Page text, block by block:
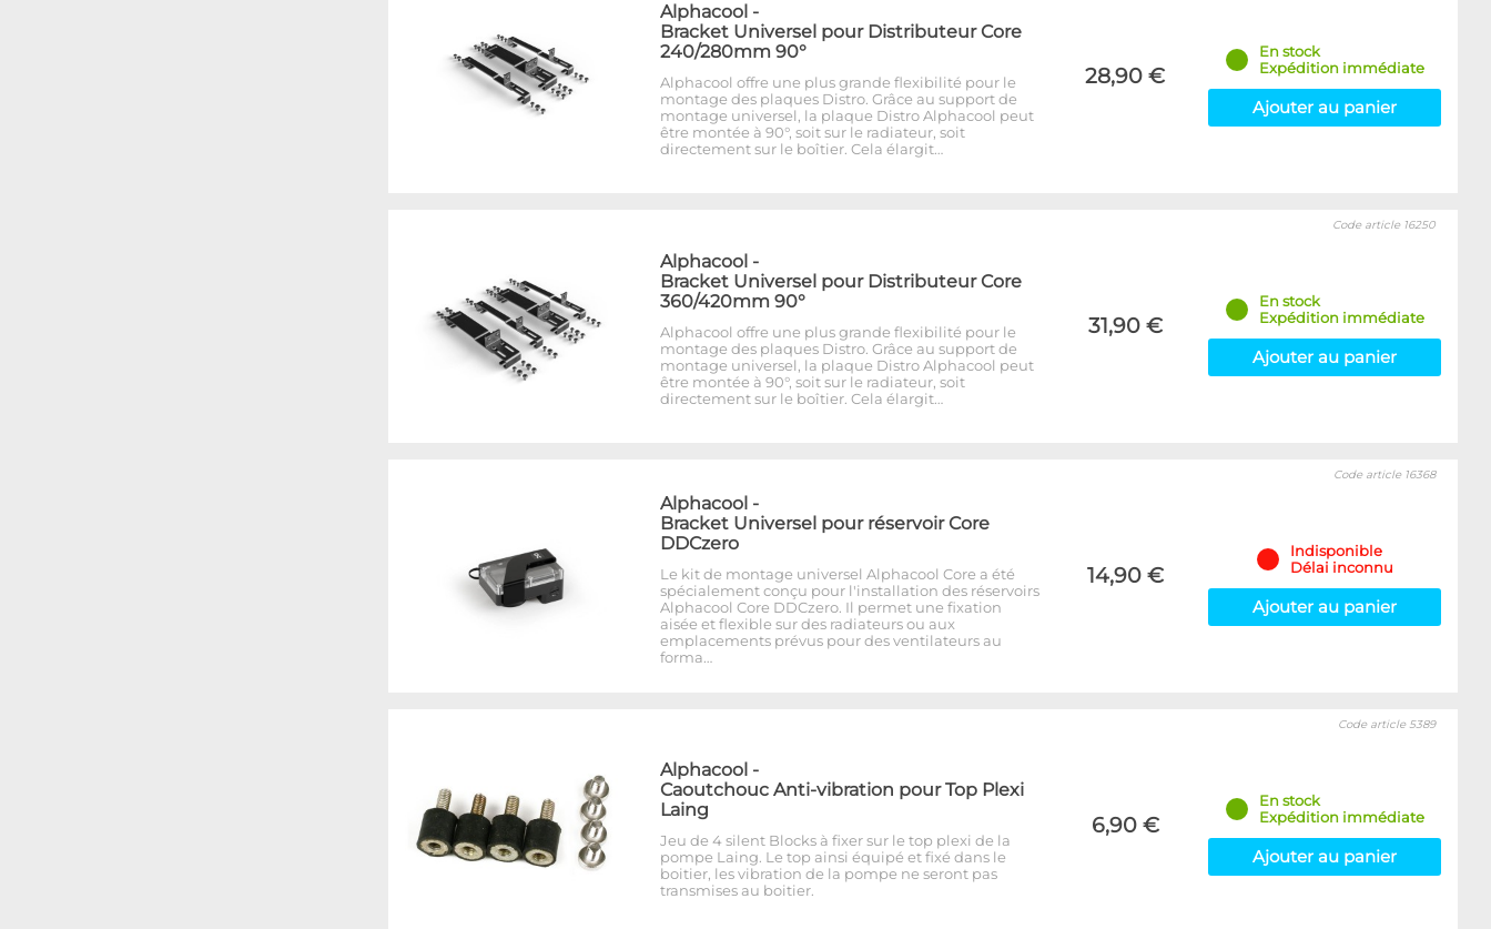
Alphacool -
Bracket Universel pour Distributeur Core
240/280mm 90°
Alphacool offre une plus grande flexibilité pour le
montage des plaques Distro. Grâce au support de
montage universel, la plaque Distro Alphacool peut
être montée à 90°, soit sur le radiateur, soit
directement sur le boîtier. Cela élargit…
28,90 €
En stock
Expédition immédiate
Ajouter au panier
Alphacool -
Bracket Universel pour Distributeur Core
360/420mm 90°
Alphacool offre une plus grande flexibilité pour le
montage des plaques Distro. Grâce au support de
montage universel, la plaque Distro Alphacool peut
être montée à 90°, soit sur le radiateur, soit
directement sur le boîtier. Cela élargit…
31,90 €
Code article 16250
En stock
Expédition immédiate
Ajouter au panier
Alphacool -
Bracket Universel pour réservoir Core
DDCzero
Le kit de montage universel Alphacool Core a été
spécialement conçu pour l'installation des réservoirs
Alphacool Core DDCzero. Il permet une fixation
aisée et flexible sur des radiateurs ou aux
emplacements prévus pour des ventilateurs au
forma…
14,90 €
Code article 16368
Indisponible
Délai inconnu
Ajouter au panier
Alphacool -
Caoutchouc Anti-vibration pour Top Plexi
Laing
Jeu de 4 silent Blocks à fixer sur le top plexi de la
pompe Laing. Le top ainsi équipé et fixé dans le
boitier, les vibration de la pompe ne seront pas
transmises au boitier.
6,90 €
Code article 5389
En stock
Expédition immédiate
Ajouter au panier